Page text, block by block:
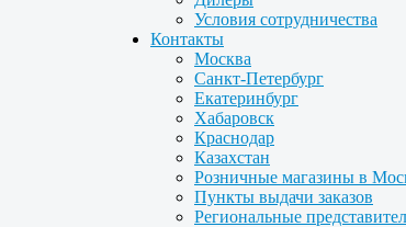
Условия сотрудничества
Контакты
Москва
Санкт-Петербург
Екатеринбург
Хабаровск
Краснодар
Казахстан
Розничные магазины в
Пункты выдачи заказов
Региональные